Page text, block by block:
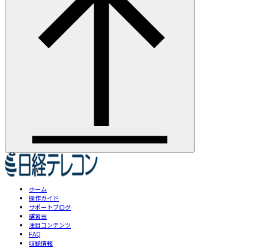
ホーム
操作ガイド
サポートブログ
講習会
注目コンテンツ
FAQ
収録情報